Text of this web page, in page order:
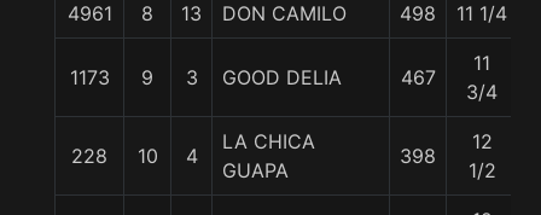
4961 8 13 DON CAMILO 498 11 1/4
1173 9 3 GOOD DELIA 467
11
3/4
228 10 4
LA CHICA
GUAPA
398
12
1/2